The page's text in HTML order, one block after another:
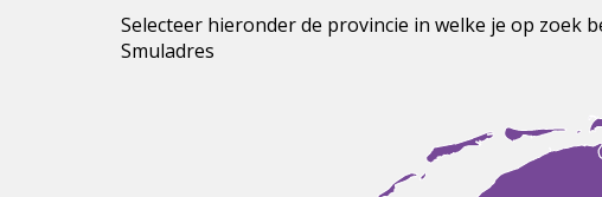
Selecteer hieronder de provincie in welke je op zoek
Smuladres